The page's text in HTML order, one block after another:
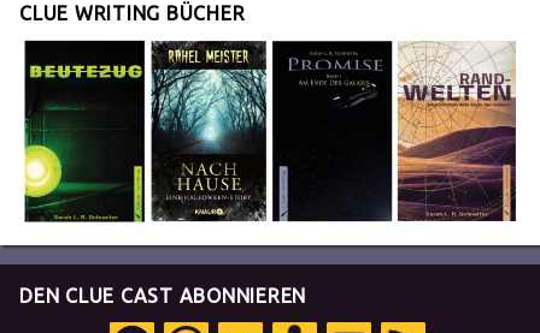
CLUE WRITING BÜCHER
DEN CLUE CAST ABONNIEREN